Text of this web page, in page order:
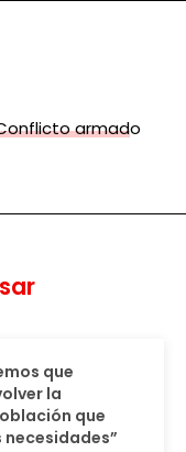
armado
que
la
que